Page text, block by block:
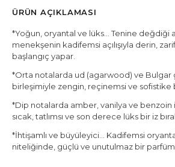
ÜRÜN AÇIKLAMASI
*Yoğun, oryantal ve lüks… Tenine değdiği
menekşenin kadifemsi açılışıyla derin,
başlangıç yapar.
*Orta notalarda ud (agarwood) ve Bulgar
birleşimiyle zengin, reçinemsi ve sofistike
*Dip notalarda amber, vanilya ve benzoin
sıcak, tatlımsı ve son derece lüks bir iz
*İhtişamlı ve büyüleyici… Kadifemsi
niteliğinde, güçlü ve unutulmaz bir